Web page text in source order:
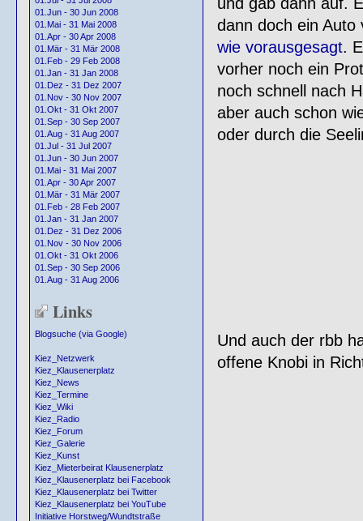
01.Jun - 30 Jun 2008
01.Mai - 31 Mai 2008
01.Apr - 30 Apr 2008
01.Mär - 31 Mär 2008
01.Feb - 29 Feb 2008
01.Jan - 31 Jan 2008
01.Dez - 31 Dez 2007
01.Nov - 30 Nov 2007
01.Okt - 31 Okt 2007
01.Sep - 30 Sep 2007
01.Aug - 31 Aug 2007
01.Jul - 31 Jul 2007
01.Jun - 30 Jun 2007
01.Mai - 31 Mai 2007
01.Apr - 30 Apr 2007
01.Mär - 31 Mär 2007
01.Feb - 28 Feb 2007
01.Jan - 31 Jan 2007
01.Dez - 31 Dez 2006
01.Nov - 30 Nov 2006
01.Okt - 31 Okt 2006
01.Sep - 30 Sep 2006
01.Aug - 31 Aug 2006
Links
Blogsuche (via Google)
Kiez_Netzwerk
Kiez_Klausenerplatz
Kiez_News
Kiez_Termine
Kiez_Wiki
Kiez_Radio
Kiez_Forum
Kiez_Galerie
Kiez_Kunst
Kiez_Mieterbeirat Klausenerplatz
Kiez_Klausenerplatz bei Facebook
Kiez_Klausenerplatz bei Twitter
Kiez_Klausenerplatz bei YouTube
Initiative Horstweg/Wundtstraße
dann doch ein Auto
wie vorausgesagt.
vorher noch ein
noch schnell nach
aber auch schon
oder durch die
Und auch der rbb
offene Knobi in